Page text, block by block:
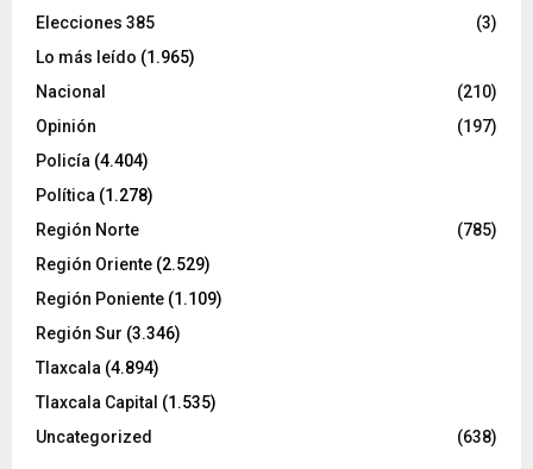
Elecciones 385
(3)
Lo más leído (1.965)
Nacional
(210)
Opinión
(197)
Policía (4.404)
Política (1.278)
Región Norte
(785)
Región Oriente (2.529)
Región Poniente (1.109)
Región Sur (3.346)
Tlaxcala (4.894)
Tlaxcala Capital (1.535)
Uncategorized
(638)